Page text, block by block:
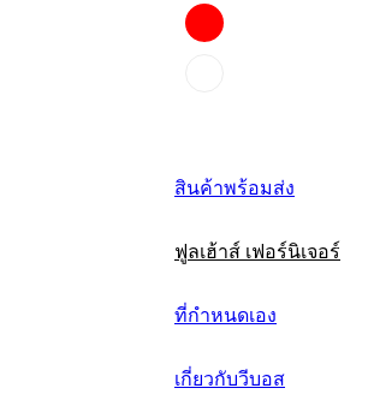
ภาษาไทย
日语
italiano
français
สินค้าพร้อมส่ง
ฟูลเฮ้าส์ เฟอร์นิเจอร์
ที่กำหนดเอง
เกี่ยวกับวีบอส